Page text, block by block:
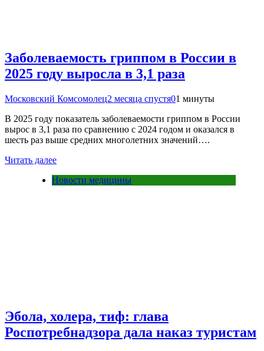
Заболеваемость гриппом в России в
2025 году выросла в 3,1 раза
Московский Комсомолец2 месяца спустя01 минуты
В 2025 году показатель заболеваемости гриппом в России
вырос в 3,1 раза по сравнению с 2024 годом и оказался в
шесть раз выше средних многолетних значений….
Читать далее
Новости медицины
Эбола, холера, тиф: глава
Роспотребнадзора дала наказ туристам